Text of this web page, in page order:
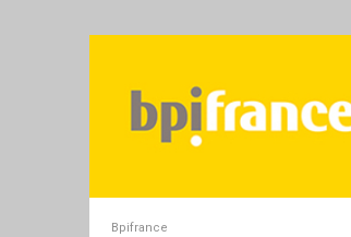
Bpifrance